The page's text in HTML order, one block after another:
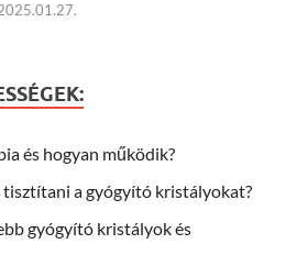
és hogyan működik?
a gyógyító kristályokat?
gyógyító kristályok és